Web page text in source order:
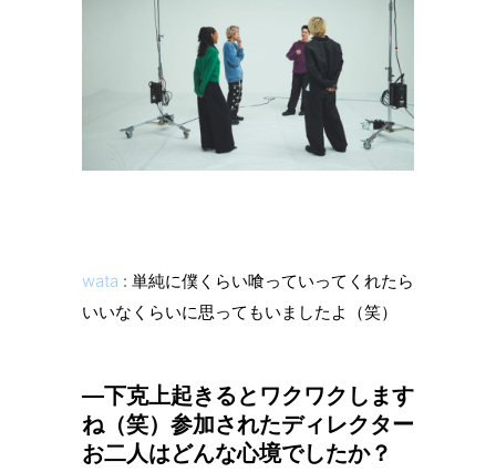
wata : 単純に僕くらい喰っていってくれたら
いいなくらいに思ってもいましたよ（笑）
—下克上起きるとワクワクします
ね（笑）参加されたディレクター
お二人はどんな心境でしたか？